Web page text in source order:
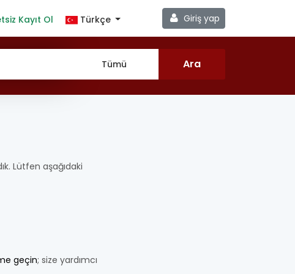
Giriş yap
Kayıt Ol Türkçe
Lütfen aşağıdaki
geçin; size yardımcı